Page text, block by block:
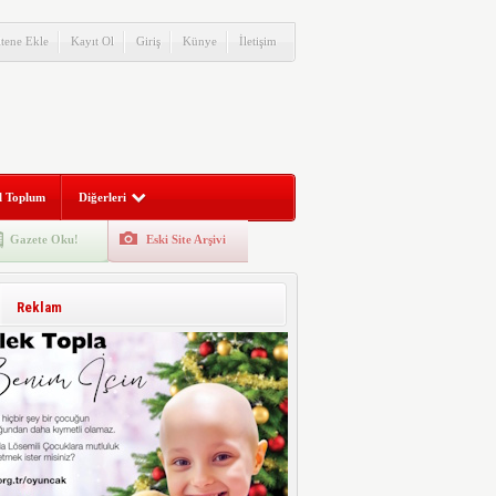
Ekle Kayıt Ol Giriş Künye İletişim
Toplum Diğerleri
Gazete Oku! Eski Site Arşivi
Reklam